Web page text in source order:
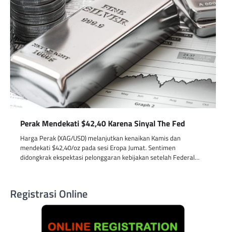
Perak Mendekati $42,40 Karena Sinyal The Fed
Harga Perak (XAG/USD) melanjutkan kenaikan Kamis dan
mendekati $42,40/oz pada sesi Eropa Jumat. Sentimen
didongkrak ekspektasi pelonggaran kebijakan setelah Federal…
Registrasi Online